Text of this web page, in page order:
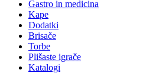
Gastro in medicina
Kape
Dodatki
Brisače
Torbe
Plišaste igrače
Katalogi